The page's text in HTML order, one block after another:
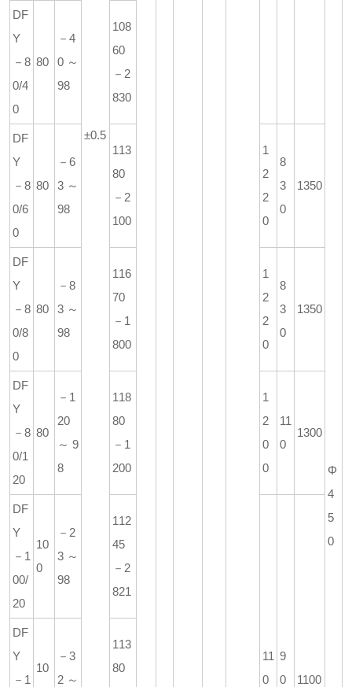
±0.5
Φ
4
5
0
DF
Y
－8
0/4
0
80
－4
0～
98
108
60
－2
830
DF
Y
－8
0/6
0
80
－6
3～
98
113
80
－2
100
1
2
2
0
8
3
0
1350
DF
Y
－8
0/8
0
80
－8
3～
98
116
70
－1
800
1
2
2
0
8
3
0
1350
DF
Y
－8
0/1
20
80
－1
20
～9
8
118
80
－1
200
1
2
0
0
11
0
1300
DF
Y
－1
00/
20
10
0
－2
3～
98
112
45
－2
821
11
0
9
0
1100
DF
Y
－1
10
－3
2～
113
80